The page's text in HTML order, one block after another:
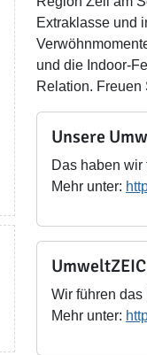
Extraklasse und
und die Indoor-
Relation. Freuen
Unsere
Das haben wir
Mehr unter:
Wir führen
Mehr unter: